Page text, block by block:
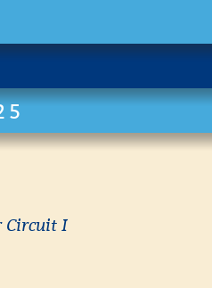
Circuit I